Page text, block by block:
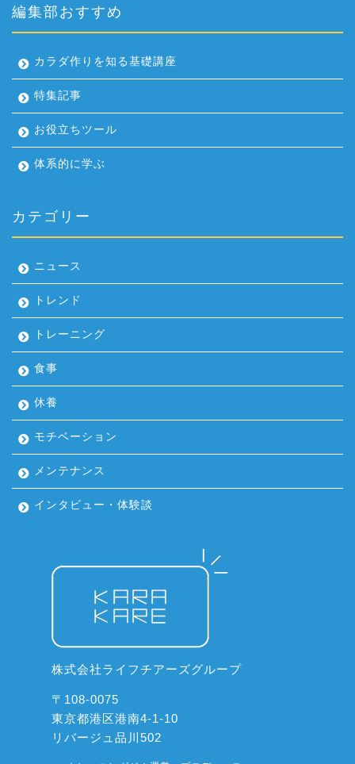
編集部おすすめ
カラダ作りを知る基礎講座
特集記事
お役立ちツール
体系的に学ぶ
カテゴリー
ニュース
トレンド
トレーニング
食事
休養
モチベーション
メンテナンス
インタビュー・体験談
株式会社ライフチアーズグループ
〒108-0075
東京都港区港南4-1-10
リバージュ品川502